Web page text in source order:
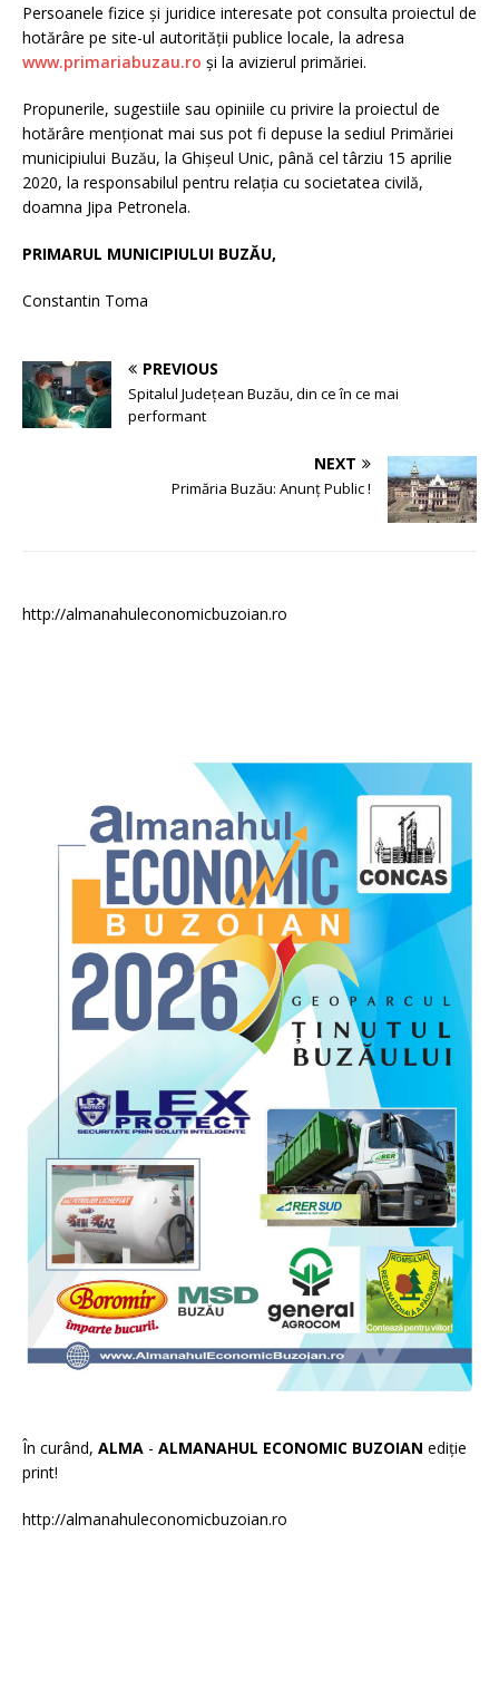
Persoanele fizice şi juridice interesate pot consulta proiectul de
hotărâre pe site-ul autorităţii publice locale, la adresa
www.primariabuzau.ro şi la avizierul primăriei.
Propunerile, sugestiile sau opiniile cu privire la proiectul de
hotărâre menţionat mai sus pot fi depuse la sediul Primăriei
municipiului Buzău, la Ghişeul Unic, până cel târziu 15 aprilie
2020, la responsabilul pentru relaţia cu societatea civilă,
doamna Jipa Petronela.
PRIMARUL MUNICIPIULUI BUZĂU,
Constantin Toma
PREVIOUS
Spitalul Județean Buzău, din ce în ce mai
performant
NEXT
Primăria Buzău: Anunț Public !
http://almanahuleconomicbuzoian.ro
În curând, ALMA - ALMANAHUL ECONOMIC BUZOIAN ediție
print!
http://almanahuleconomicbuzoian.ro